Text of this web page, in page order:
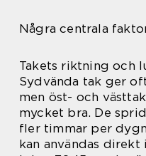
Några centrala
Takets riktning och
Sydvända tak ger
men öst- och
mycket bra. De
fler timmar per
kan användas